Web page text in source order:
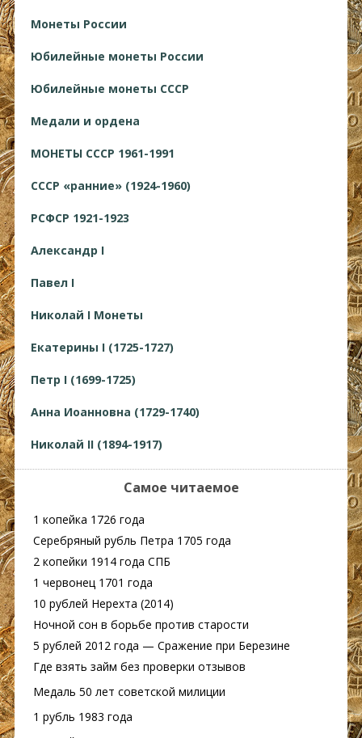
Монеты России
Юбилейные монеты России
Юбилейные монеты СССР
Медали и ордена
МОНЕТЫ СССР 1961-1991
СССР «ранние» (1924-1960)
РСФСР 1921-1923
Александр I
Павел I
Николай I Монеты
Екатерины I (1725-1727)
Петр I (1699-1725)
Анна Иоанновна (1729-1740)
Николай II (1894-1917)
Самое читаемое
1 копейка 1726 года
Серебряный рубль Петра 1705 года
2 копейки 1914 года СПБ
1 червонец 1701 года
10 рублей Нерехта (2014)
Ночной сон в борьбе против старости
5 рублей 2012 года — Cражение при Березине
Где взять займ без проверки отзывов
Медаль 50 лет советской милиции
1 рубль 1983 года